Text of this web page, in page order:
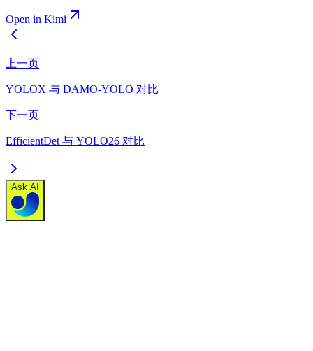
Open in Kimi
上一页
YOLOX 与 DAMO-YOLO 对比
下一页
EfficientDet 与 YOLO26 对比
Ask AI